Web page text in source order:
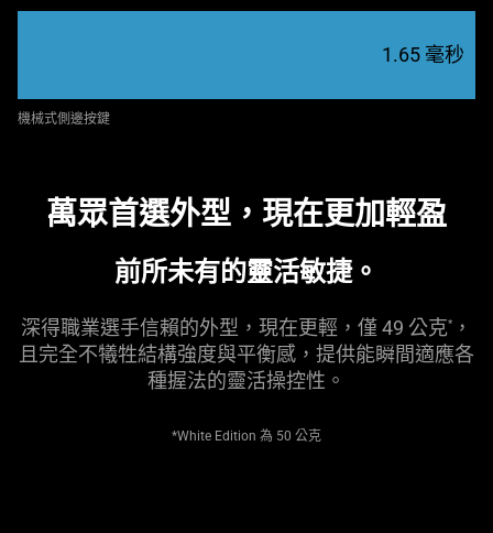
1.65 毫秒
機械式側邊按鍵
萬眾首選外型，現在更加輕盈
前所未有的靈活敏捷。
深得職業選手信賴的外型，現在更輕，僅 49 公克*，
且完全不犧牲結構強度與平衡感，提供能瞬間適應各
種握法的靈活操控性 。
*White Edition 為 50 公克